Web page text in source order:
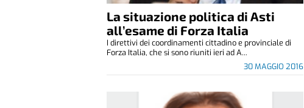
La situazione politica di Asti
all’esame di Forza Italia
30 MAGGIO 2016
I direttivi dei coordinamenti cittadino e provinciale di
Forza Italia, che si sono riuniti ieri ad A...